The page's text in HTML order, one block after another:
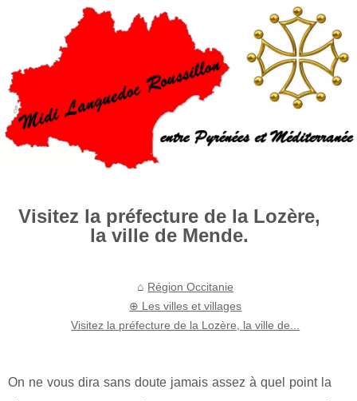
Visitez la préfecture de la Lozère,
la ville de Mende.
Région Occitanie
⊕ Les villes et villages
Visitez la préfecture de la Lozère, la ville de...
On ne vous dira sans doute jamais assez à quel point la